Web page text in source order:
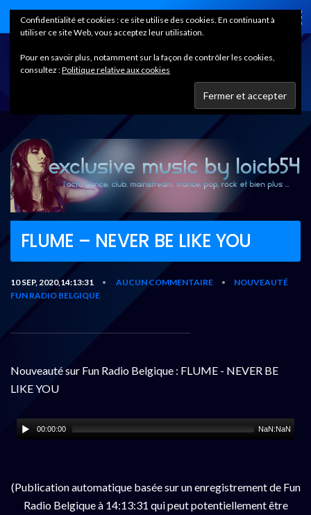
Home
FLUME – NEVER BE LIKE YOU
10 SEP, 2020,14:13:31 • AUCUN COMMENTAIRE •
NOUVEAUTÉ
FUN RADIO BELGIQUE
Nouveauté sur Fun Radio Belgique : FLUME - NEVER BE
LIKE YOU
00:00:00 NaN:NaN
(Publication automatique basée sur un enregistrement de Fun
Radio Belgique à 14:13:31 qui peut potentiellement être
Confidentialité et cookies : ce site utilise des cookies. En continuant à
utiliser ce site Web, vous acceptez leur utilisation.
Pour en savoir plus, notamment sur la façon de contrôler les cookies,
consultez :Politique relative aux cookies